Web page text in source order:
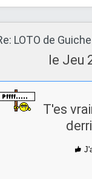
le Jeu
T'es